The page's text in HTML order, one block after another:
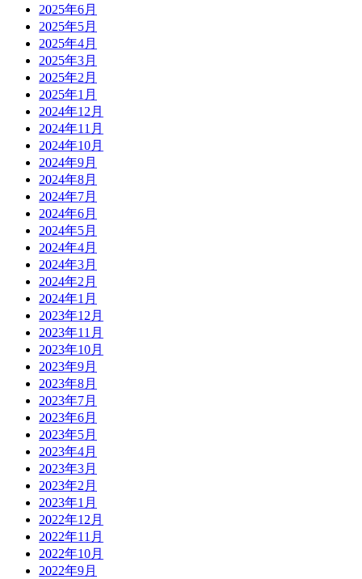
2025年6月
2025年5月
2025年4月
2025年3月
2025年2月
2025年1月
2024年12月
2024年11月
2024年10月
2024年9月
2024年8月
2024年7月
2024年6月
2024年5月
2024年4月
2024年3月
2024年2月
2024年1月
2023年12月
2023年11月
2023年10月
2023年9月
2023年8月
2023年7月
2023年6月
2023年5月
2023年4月
2023年3月
2023年2月
2023年1月
2022年12月
2022年11月
2022年10月
2022年9月